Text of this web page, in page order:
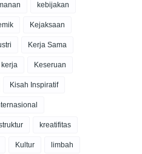
kebijakan
Kejaksaan
Kerja Sama
kerja Keseruan
Kisah Inspiratif
kreatifitas
Kultur limbah